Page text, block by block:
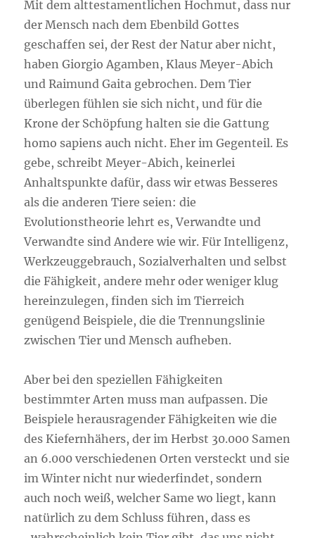
Mit dem alttestamentlichen Hochmut, dass nur
der Mensch nach dem Ebenbild Gottes
geschaffen sei, der Rest der Natur aber nicht,
haben Giorgio Agamben, Klaus Meyer-Abich
und Raimund Gaita gebrochen. Dem Tier
überlegen fühlen sie sich nicht, und für die
Krone der Schöpfung halten sie die Gattung
homo sapiens auch nicht. Eher im Gegenteil. Es
gebe, schreibt Meyer-Abich, keinerlei
Anhaltspunkte dafür, dass wir etwas Besseres
als die anderen Tiere seien: die
Evolutionstheorie lehrt es, Verwandte und
Verwandte sind Andere wie wir. Für Intelligenz,
Werkzeuggebrauch, Sozialverhalten und selbst
die Fähigkeit, andere mehr oder weniger klug
hereinzulegen, finden sich im Tierreich
genügend Beispiele, die die Trennungslinie
zwischen Tier und Mensch aufheben.
Aber bei den speziellen Fähigkeiten
bestimmter Arten muss man aufpassen. Die
Beispiele herausragender Fähigkeiten wie die
des Kiefernhähers, der im Herbst 30.000 Samen
an 6.000 verschiedenen Orten versteckt und sie
im Winter nicht nur wiederfindet, sondern
auch noch weiß, welcher Same wo liegt, kann
natürlich zu dem Schluss führen, dass es